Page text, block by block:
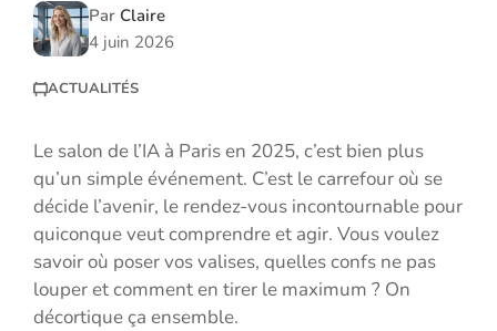
Par Claire
4 juin 2026
ACTUALITÉS
Le salon de l’IA à Paris en 2025, c’est bien plus
qu’un simple événement. C’est le carrefour où se
décide l’avenir, le rendez-vous incontournable pour
quiconque veut comprendre et agir. Vous voulez
savoir où poser vos valises, quelles confs ne pas
louper et comment en tirer le maximum ? On
décortique ça ensemble.